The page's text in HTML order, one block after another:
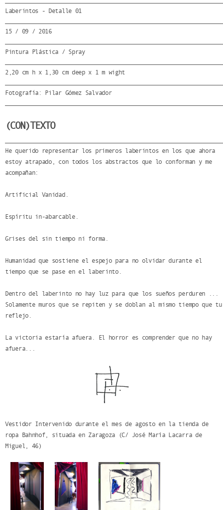
Laberintos - Detalle 01
15 / 09 / 2016
Pintura Plástica / Spray
2,20 cm h x 1,30 cm deep x 1 m wight
Fotografía: Pilar Gómez Salvador
(CON)TEXTO
He querido representar los primeros laberintos en los que ahora
estoy atrapado, con todos los abstractos que lo conforman y me
acompañan:
Artificial Vanidad.
Espíritu in-abarcable.
Grises del sin tiempo ni forma.
Humanidad que sostiene el espejo para no olvidar durante el
tiempo que se pase en el laberinto.
Dentro del laberinto no hay luz para que los sueños perduren ...
Solamente muros que se repiten y se doblan al mismo tiempo que tu
reflejo.
La victoria estaría afuera. El horror es comprender que no hay
afuera...
Vestidor Intervenido durante el mes de agosto en la tienda de
ropa Bahnhof, situada en Zaragoza (C/ José María Lacarra de
Miguel, 46)